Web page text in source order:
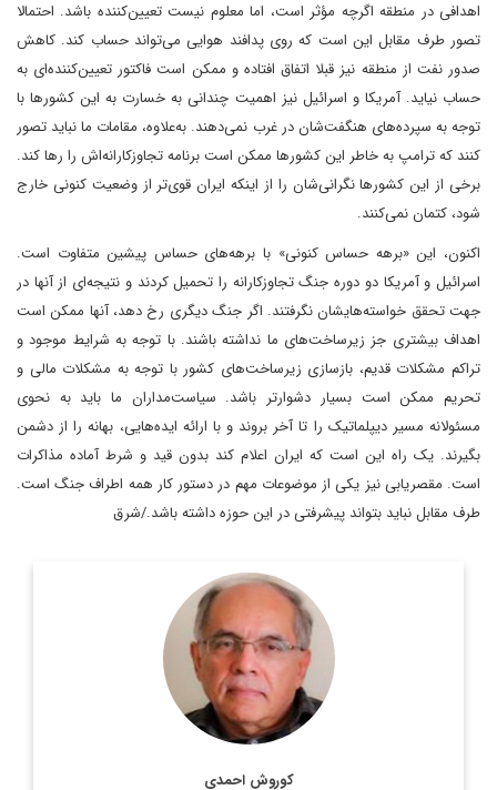
اهدافی در منطقه اگر‌چه مؤثر است، اما معلوم نیست تعیین‌کننده باشد. احتمالا
تصور طرف مقابل این است که روی پدافند هوایی‌ می‌تواند حساب کند. کاهش
صدور نفت از منطقه نیز قبلا اتفاق افتاده و ممکن است فاکتور تعیین‌کننده‌ای به
حساب نیاید. آمریکا و اسرائیل نیز اهمیت چندانی به خسارت به این کشورها با
توجه به سپرده‌های هنگفت‌شان در غرب نمی‌دهند. به‌علاوه، مقامات ما نباید تصور
کنند که ترامپ به خاطر این کشورها‌ ممکن است برنامه تجاوزکارانه‌اش را رها کند.
برخی از این کشورها نگرانی‌شان را از اینکه ایران قوی‌تر از وضعیت کنونی خارج
شود، کتمان نمی‌کنند.
اکنون، این «برهه حساس کنونی» با برهه‌های حساس پیشین متفاوت است.
اسرائیل و آمریکا دو دوره جنگ تجاوزکارانه را تحمیل کردند و نتیجه‌ای از آنها در
جهت تحقق خواسته‌هایشان نگرفتند. اگر جنگ دیگری رخ دهد، آنها ممکن است
اهداف بیشتری جز زیرساخت‌های ما نداشته باشند. با توجه به شرایط موجود و
تراکم مشکلات قدیم، بازسازی زیرساخت‎‌های کشور با توجه به مشکلات مالی و
تحریم ممکن است‌ بسیار دشوارتر باشد. سیاست‌مداران ما باید به نحوی
مسئولانه مسیر دیپلماتیک را تا آخر بروند و با ارائه ایده‌هایی، بهانه را از دشمن
بگیرند. یک راه این است که ایران اعلام کند‌ بدون قید و شرط آماده مذاکرات
است. مقصریابی نیز یکی از موضوعات مهم در دستور کار همه اطراف جنگ است.
طرف مقابل نباید بتواند پیشرفتی در این حوزه داشته باشد./شرق
کوروش احمدی
اطلاعات بیشتر